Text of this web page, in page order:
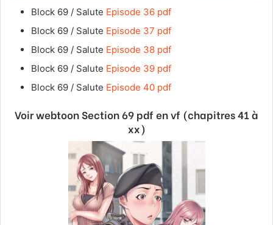
Block 69 / Salute Episode 36 pdf
Block 69 / Salute Episode 37 pdf
Block 69 / Salute Episode 38 pdf
Block 69 / Salute Episode 39 pdf
Block 69 / Salute Episode 40 pdf
Voir webtoon Section 69 pdf en vf (chapitres 41 à
xx)